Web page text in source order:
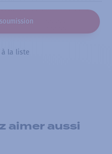
à la liste
aimer aussi